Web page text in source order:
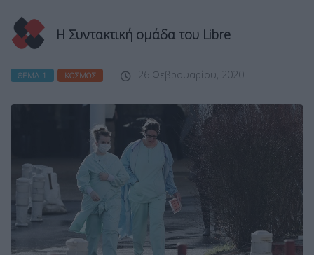
Η Συντακτική ομάδα του Libre
ΘΈΜΑ 1 ΚΌΣΜΟΣ 26 Φεβρουαρίου, 2020